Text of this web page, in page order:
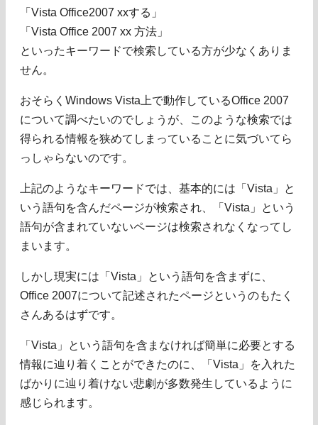
「Vista Office2007 xxする」
「Vista Office 2007 xx 方法」
といったキーワードで検索している方が少なくありま
せん。
おそらくWindows Vista上で動作しているOffice 2007
について調べたいのでしょうが、このような検索では
得られる情報を狭めてしまっていることに気づいてら
っしゃらないのです。
上記のようなキーワードでは、基本的には「Vista」と
いう語句を含んだページが検索され、「Vista」という
語句が含まれていないページは検索されなくなってし
まいます。
しかし現実には「Vista」という語句を含まずに、
Office 2007について記述されたページというのもたく
さんあるはずです。
「Vista」という語句を含まなければ簡単に必要とする
情報に辿り着くことができたのに、「Vista」を入れた
ばかりに辿り着けない悲劇が多数発生しているように
感じられます。